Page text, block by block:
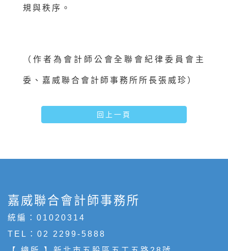
規與秩序。
（作者為會計師公會全聯會紀律委員會主
委、嘉威聯合會計師事務所所長張威珍）
回上一頁
嘉威聯合會計師事務所
統編：01020314
TEL： 02 2299-5888